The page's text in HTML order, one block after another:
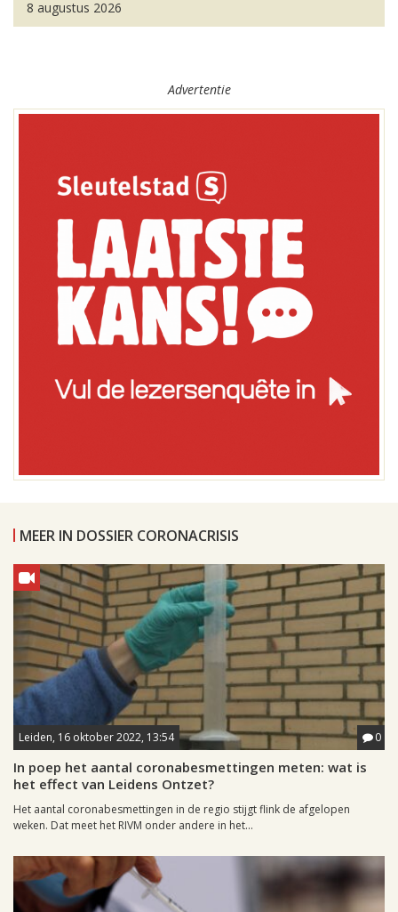
8 augustus 2026
Advertentie
MEER IN DOSSIER CORONACRISIS
Leiden, 16 oktober 2022, 13:54 0
In poep het aantal coronabesmettingen meten: wat is
het effect van Leidens Ontzet?
Het aantal coronabesmettingen in de regio stijgt flink de afgelopen
weken. Dat meet het RIVM onder andere in het...